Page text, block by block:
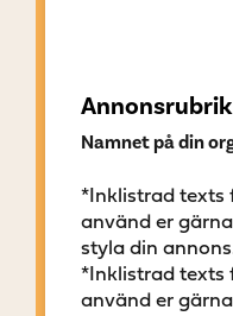
Namnet på din
*Inklistrad texts
använd er
styla din
*Inklistrad texts
använd er